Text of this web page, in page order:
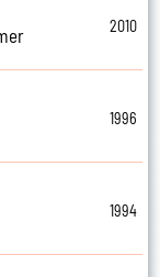
2010
1996
1994